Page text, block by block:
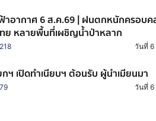
าอากาศ 6 ส.ค.69 | ฝนตกหนักครอบค
ทย หลายพื้นที่เผชิญน้ำป่าหลาก
218 วันที่ 6
ฯ เปิดทำเนียบฯ ต้อนรับ ผู้นำเมียนมา
79 วันที่ 6